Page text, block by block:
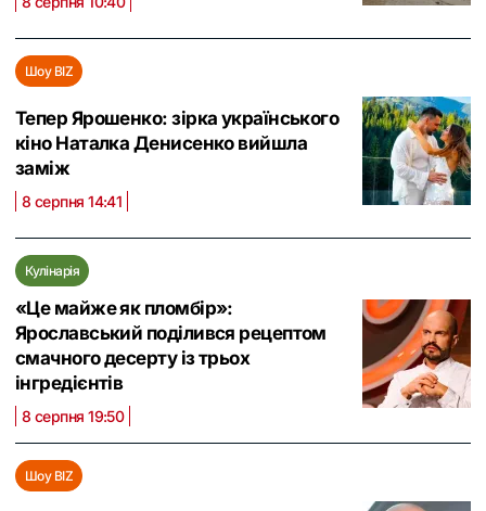
Шоу BIZ
Тепер Ярошенко: зірка українського
кіно Наталка Денисенко вийшла
заміж
8 серпня 14:41
Кулінарія
«Це майже як пломбір»:
Ярославський поділився рецептом
смачного десерту із трьох
інгредієнтів
8 серпня 19:50
Шоу BIZ